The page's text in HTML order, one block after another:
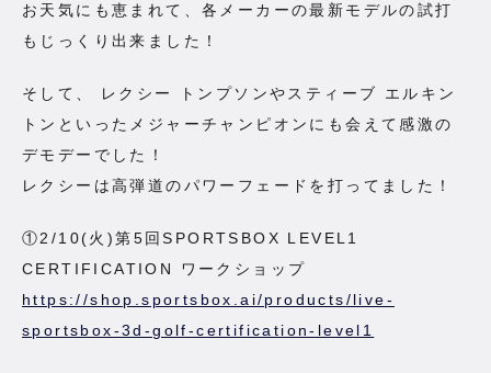
お天気にも恵まれて、各メーカーの最新モデルの試打
もじっくり出来ました！
そして、 レクシー トンプソンやスティーブ エルキン
トンといったメジャーチャンピオンにも会えて感激の
デモデーでした！
レクシーは高弾道のパワーフェードを打ってました！
①2/10(火)第5回SPORTSBOX LEVEL1
CERTIFICATION ワークショップ
https://shop.sportsbox.ai/products/live-
sportsbox-3d-golf-certification-level1